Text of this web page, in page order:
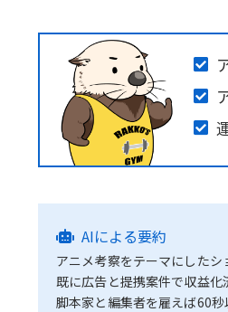
AIによる要約
アニメ考察をテーマにしたシ
既に広告と提携案件で収益化
脚本家と編集者を雇えば60